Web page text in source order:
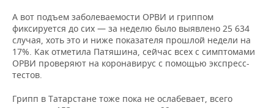
ВОДНЫЕ ВИДЫ СПОРТА
ХОККЕЙ С МЯЧОМ
ОБРАЗОВАНИЕ
ПРОИСШЕСТВИЯ
А вот подъем заболеваемости ОРВИ и гриппом
фиксируется до сих — за неделю было выявлено 25 634
случая, хоть это и ниже показателя прошлой недели на
17%. Как отметила Патяшина, сейчас всех с симптомами
ОРВИ проверяют на коронавирус с помощью экспресс-
тестов.
Грипп в Татарстане тоже пока не ослабевает, всего